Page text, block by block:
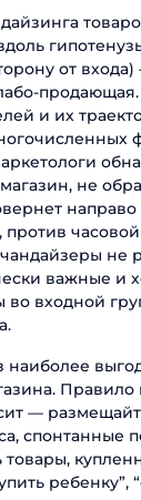
от
и их
магазин, не
против
не
важные и
входной
Правило
—
спонтанные
товары,
ребенку”,